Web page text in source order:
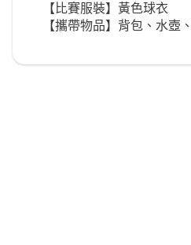
【比賽服裝】黃色球衣
【攜帶物品】背包、水壺